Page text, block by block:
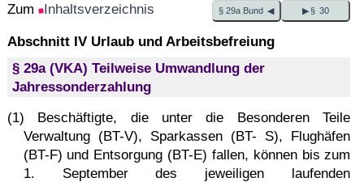
Zum Inhaltsverzeichnis § 29a Bund ◀ ▶ § 30
Abschnitt IV Urlaub und Arbeitsbefreiung
§ 29a (VKA) Teilweise Umwandlung der
Jahressonderzahlung
(1) Beschäftigte, die unter die Besonderen Teile
Verwaltung (BT-V), Sparkassen (BT- S), Flughäfen
(BT-F) und Entsorgung (BT-E) fallen, können bis zum
1. September des jeweiligen laufenden